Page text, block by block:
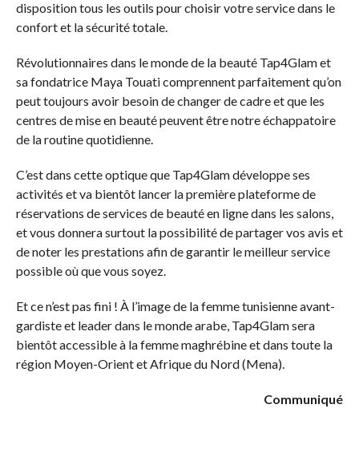
disposition tous les outils pour choisir votre service dans le
confort et la sécurité totale.
Révolutionnaires dans le monde de la beauté Tap4Glam et
sa fondatrice Maya Touati comprennent parfaitement qu’on
peut toujours avoir besoin de changer de cadre et que les
centres de mise en beauté peuvent être notre échappatoire
de la routine quotidienne.
C’est dans cette optique que Tap4Glam développe ses
activités et va bientôt lancer la première plateforme de
réservations de services de beauté en ligne dans les salons,
et vous donnera surtout la possibilité de partager vos avis et
de noter les prestations afin de garantir le meilleur service
possible où que vous soyez.
Et ce n’est pas fini ! À l’image de la femme tunisienne avant-
gardiste et leader dans le monde arabe, Tap4Glam sera
bientôt accessible à la femme maghrébine et dans toute la
région Moyen-Orient et Afrique du Nord (Mena).
Communiqué